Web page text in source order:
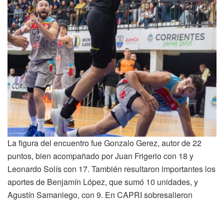
La figura del encuentro fue Gonzalo Gerez, autor de 22
puntos, bien acompañado por Juan Frigerio con 18 y
Leonardo Solís con 17. También resultaron importantes los
aportes de Benjamín López, que sumó 10 unidades, y
Agustín Samaniego, con 9. En CAPRI sobresalieron